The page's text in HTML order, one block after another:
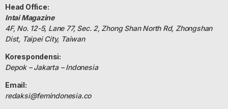
Head Office:
Intai Magazine
4F, No. 12-5, Lane 77, Sec. 2, Zhong Shan North Rd, Zhongshan
Dist, Taipei City, Taiwan
Korespondensi:
Depok – Jakarta – Indonesia
Email:
redaksi@femindonesia.co